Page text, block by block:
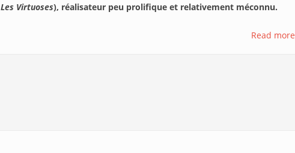
Les Virtuoses), réalisateur peu prolifique et relativement méconnu.
Read more